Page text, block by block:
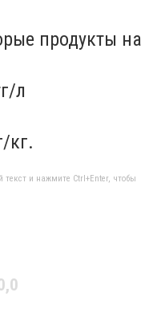
продукты на
л
кг.
и нажмите Ctrl+Enter, чтобы